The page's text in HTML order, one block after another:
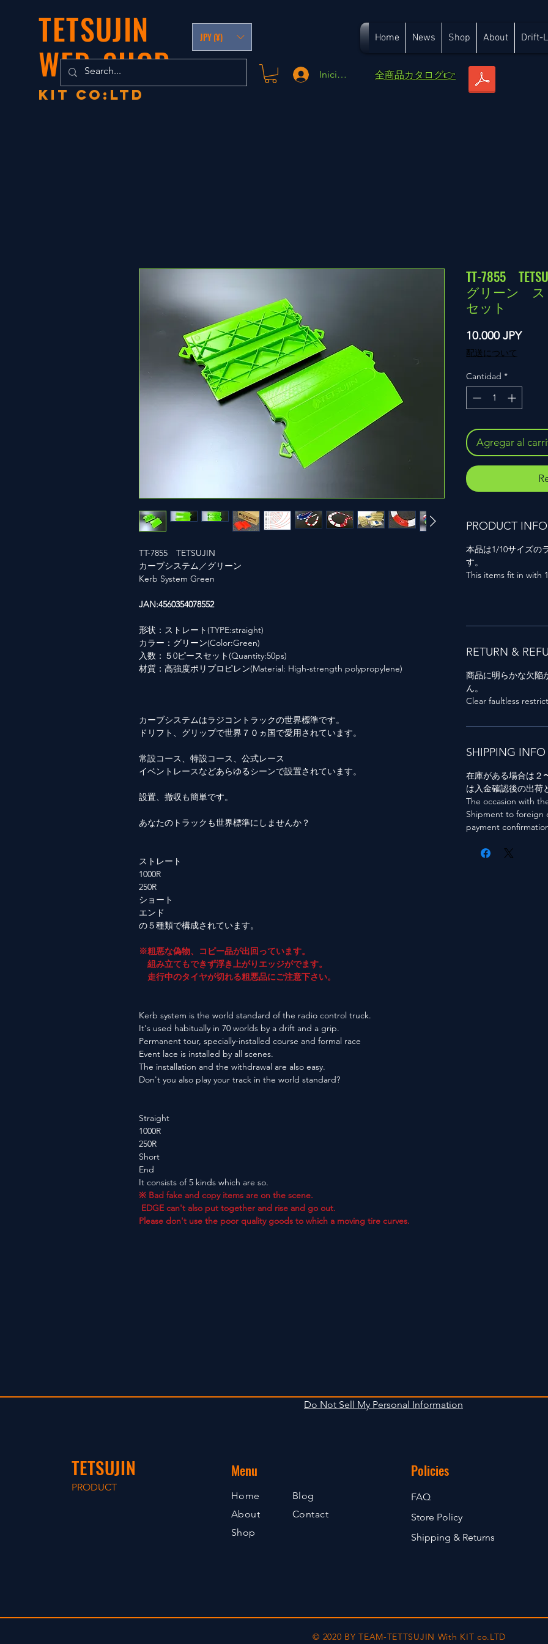
TETSUJIN
WEB-SHOP
KIT co:LTD
JPY (¥) Home News Shop About Drift-
Iniciar sesión​全商品カタログ👉
TT-7855 TETSUJIN
カーブシステム／グリーン
Kerb System Green
JAN:4560354078552
形状：ストレート(TYPE:straight)
カラー：グリーン(Color:Green)
入数：５0ピースセット(Quantity:50ps)
材質：高強度ポリプロピレン(Material: High-strength polypropylene)
カーブシステムはラジコントラックの世界標準です。
ドリフト、グリップで世界７０ヵ国で愛用されています。
常設コース、特設コース、公式レース
イベントレースなどあらゆるシーンで設置されています。
設置、撤収も簡単です。
あなたのトラックも世界標準にしませんか？
ストレート
1000R
250R
ショート
エンド
の５種類で構成されています。
※粗悪な偽物、コピー品が出回っています。
組み立てもできず浮き上がりエッジがでます。
走行中のタイヤが切れる粗悪品にご注意下さい。
Kerb system is the world standard of the radio control truck.
It's used habitually in 70 worlds by a drift and a grip.
Permanent tour, specially-installed course and formal race
Event lace is installed by all scenes.
The installation and the withdrawal are also easy.
Don't you also play your track in the world standard?
Straight
1000R
250R
Short
End
It consists of 5 kinds which are so.
※ Bad fake and copy items are on the scene.
EDGE can't also put together and rise and go out.
Please don't use the poor quality goods to which a moving tire curves.
TT-7855
グリーン
セット
10.000 JPY
配送について
Cantidad *
Agregar al
PRODUCT INFO
本品は1/10サイズの
す。
This items fit in with
RETURN &
商品に明らかな欠陥
ん。
Clear faultless
SHIPPING INFO
在庫がある場合は２
は入金確認後の出荷
The occasion with
Shipment to foreign
payment
TETSUJIN
PRODUCT
Menu
Home
About
Shop
Blog
Contact
Policies
FAQ
Store Policy
Shipping & Returns
Do Not Sell My Personal Information
© 2020 BY TEAM-TETTSUJIN With KIT co.LTD